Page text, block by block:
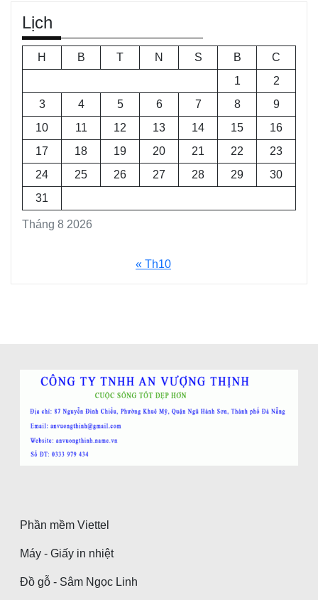
Lịch
Tháng 8 2026
H B T N S B
C
1
2
3
4 5 6 7 8
9
10
11 12 13 14 15
16
17
18 19 20 21 22
23
24
25 26 27 28 29
30
31
« Th10
Phần mềm Viettel
Máy - Giấy in nhiệt
Đồ gỗ - Sâm Ngọc Linh